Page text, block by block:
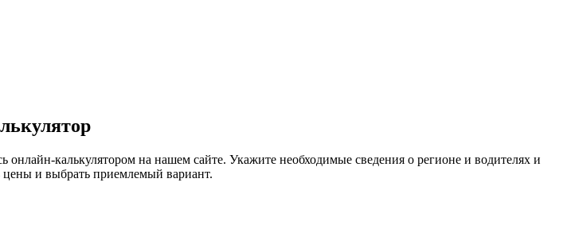
калькулятором на нашем сайте. Укажите необходимые сведения о регионе и водителях и
цены и выбрать приемлемый вариант.